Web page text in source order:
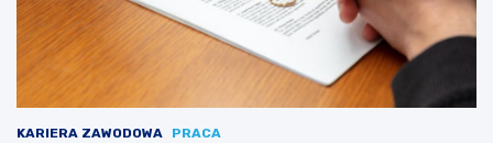
KARIERA ZAWODOWA PRACA